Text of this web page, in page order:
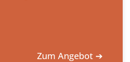
Zum Angebot ➔